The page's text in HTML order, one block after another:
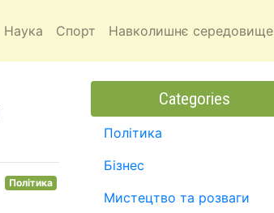
Наука Спорт Навколишнє середовище
Політика
Categories
Політика
Бізнес
Мистецтво та розваги